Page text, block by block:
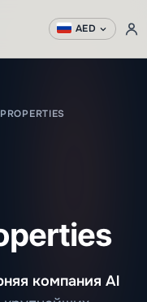
AED
компания Al